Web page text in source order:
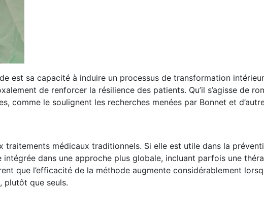
est sa capacité à induire un processus de transformation
de renforcer la résilience des patients. Qu’il s’agisse de
comme le soulignent les recherches menées par Bonnet et
traitements médicaux traditionnels. Si elle est utile dans la
dans une approche plus globale, incluant parfois une
que l’efficacité de la méthode augmente considérablement
plutôt que seuls.